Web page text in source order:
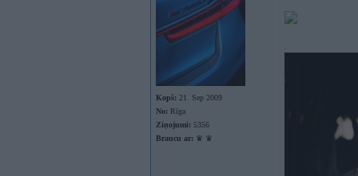
Kopš: 21. Sep 2009
No: Rīga
Ziņojumi: 5356
Braucu ar: ♛ ♛